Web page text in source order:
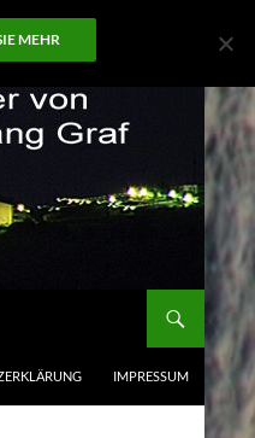
IMPRESSUM
MEHR